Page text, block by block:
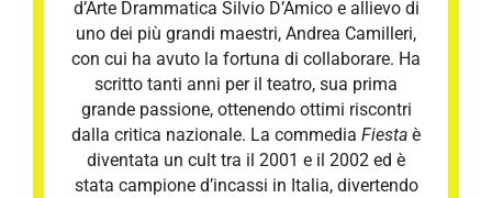
d’Arte Drammatica Silvio D’Amico e allievo di
uno dei più grandi maestri, Andrea Camilleri,
con cui ha avuto la fortuna di collaborare. Ha
scritto tanti anni per il teatro, sua prima
grande passione, ottenendo ottimi riscontri
dalla critica nazionale. La commedia Fiesta è
diventata un cult tra il 2001 e il 2002 ed è
stata campione d’incassi in Italia, divertendo